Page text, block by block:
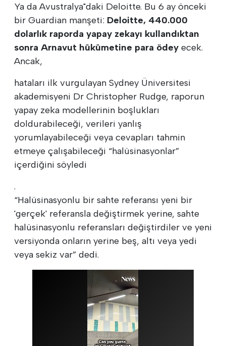
Ya da Avustralya"daki Deloitte. Bu 6 ay önceki
bir Guardian manşeti: Deloitte, 440.000
dolarlık raporda yapay zekayı kullandıktan
sonra Arnavut hükümetine para ödey ecek.
Ancak,
hataları ilk vurgulayan Sydney Üniversitesi
akademisyeni Dr Christopher Rudge, raporun
yapay zeka modellerinin boşlukları
doldurabileceği, verileri yanlış
yorumlayabileceği veya cevapları tahmin
etmeye çalışabileceği “halüsinasyonlar”
içerdiğini söyledi
.
“Halüsinasyonlu bir sahte referansı yeni bir
'gerçek' referansla değiştirmek yerine, sahte
halüsinasyonlu referansları değiştirdiler ve yeni
versiyonda onların yerine beş, altı veya yedi
veya sekiz var” dedi.